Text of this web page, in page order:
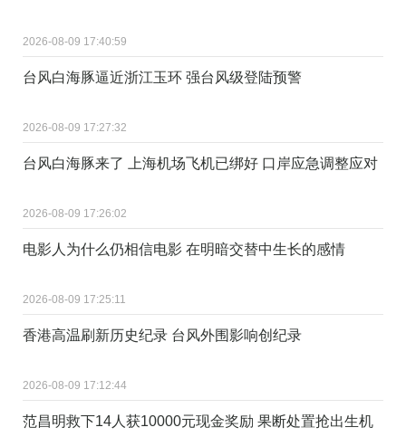
2026-08-09 17:40:59
台风白海豚逼近浙江玉环 强台风级登陆预警
2026-08-09 17:27:32
台风白海豚来了 上海机场飞机已绑好 口岸应急调整应对
2026-08-09 17:26:02
电影人为什么仍相信电影 在明暗交替中生长的感情
2026-08-09 17:25:11
香港高温刷新历史纪录 台风外围影响创纪录
2026-08-09 17:12:44
范昌明救下14人获10000元现金奖励 果断处置抢出生机